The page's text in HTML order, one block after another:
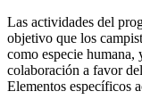
Las actividades del
objetivo que los
como especie humana,
colaboración a favor
Elementos específicos